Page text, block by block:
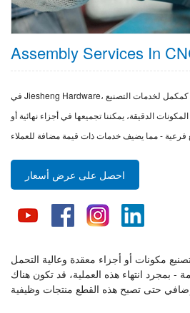
Assembly Services In
في Jiesheng Hardware، نحن نوفر إمكانيات تجميع الضوء كمكمل لخدمات التصنيع
الدقيقة، يمكننا تجميعها في أجزاء نهائية أو
احصل على عرض أسعار
مكونات أو أجزاء معقدة وعالية التحمل
- بمجرد انتهاء هذه العملية، قد تكون هناك